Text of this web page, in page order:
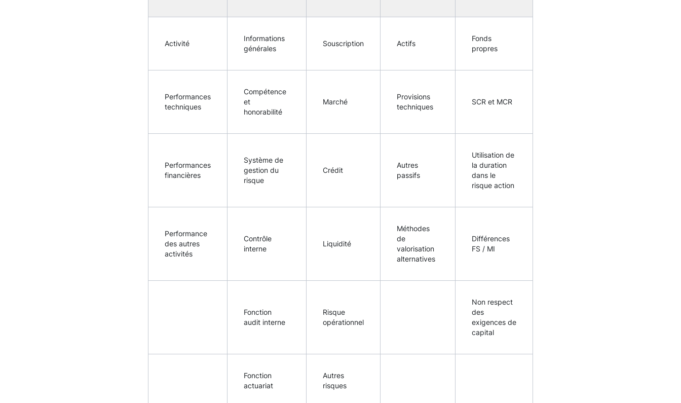
Activité
Informations
générales
Souscription Actifs
Fonds
propres
Performances
techniques
Compétence
et
honorabilité
Marché
Provisions
techniques
SCR et MCR
Performances
financières
Système de
gestion du
risque
Crédit
Autres
passifs
Utilisation de
la duration
dans le
risque action
Performance
des autres
activités
Contrôle
interne
Liquidité
Méthodes
de
valorisation
alternatives
Différences
FS / MI
Fonction
audit interne
Risque
opérationnel
Non respect
des
exigences de
capital
Fonction
actuariat
Autres
risques